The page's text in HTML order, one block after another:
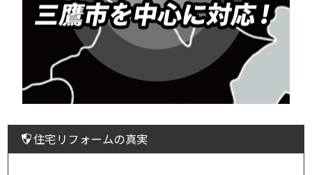
住宅リフォームの真実